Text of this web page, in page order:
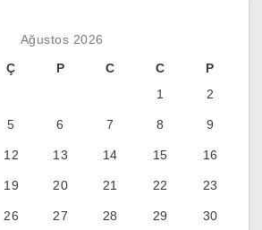
Ağustos 2026
Ç P C C
P
1
2
5 6 7 8 9
12 13 14 15 16
19 20 21 22 23
26 27 28 29 30